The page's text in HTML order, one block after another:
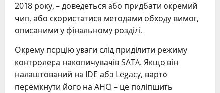
2018 року, – доведеться або придбати окремий
чип, або скористатися методами обходу вимог,
описаними у фінальному розділі.
Окрему порцію уваги слід приділити режиму
контролера накопичувачів SATA. Якщо він
налаштований на IDE або Legacy, варто
перемкнути його на AHCI – це поліпшить